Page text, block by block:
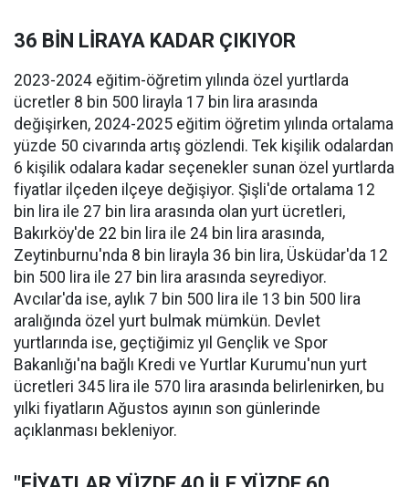
36 BİN LİRAYA KADAR ÇIKIYOR
2023-2024 eğitim-öğretim yılında özel yurtlarda
ücretler 8 bin 500 lirayla 17 bin lira arasında
değişirken, 2024-2025 eğitim öğretim yılında ortalama
yüzde 50 civarında artış gözlendi. Tek kişilik odalardan
6 kişilik odalara kadar seçenekler sunan özel yurtlarda
fiyatlar ilçeden ilçeye değişiyor. Şişli'de ortalama 12
bin lira ile 27 bin lira arasında olan yurt ücretleri,
Bakırköy'de 22 bin lira ile 24 bin lira arasında,
Zeytinburnu'nda 8 bin lirayla 36 bin lira, Üsküdar'da 12
bin 500 lira ile 27 bin lira arasında seyrediyor.
Avcılar'da ise, aylık 7 bin 500 lira ile 13 bin 500 lira
aralığında özel yurt bulmak mümkün. Devlet
yurtlarında ise, geçtiğimiz yıl Gençlik ve Spor
Bakanlığı'na bağlı Kredi ve Yurtlar Kurumu'nun yurt
ücretleri 345 lira ile 570 lira arasında belirlenirken, bu
yılki fiyatların Ağustos ayının son günlerinde
açıklanması bekleniyor.